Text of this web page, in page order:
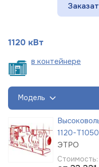
1120 кВт
в контейнере
Модель
1120-
ЭТРО
Стоимость: